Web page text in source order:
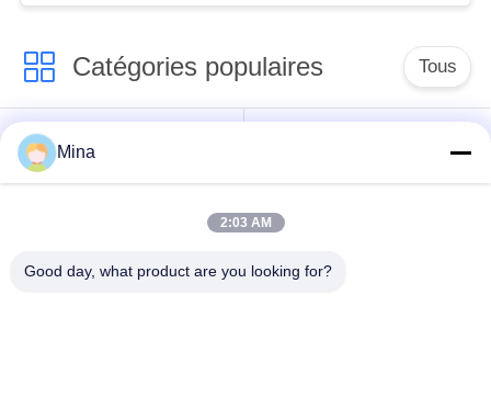
Catégories populaires Tous
Perles de sablage en
céramique
Médias de broyage
Mina
2:03 AM
Good day, what product are you looking for?